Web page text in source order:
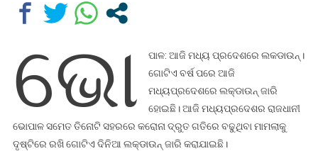
ଲକ୍‌ଡାଉନ୍‌
ଭୋ
ପାଳ: ଆଜି ମଧ୍ୟ ପ୍ରଦେଶରେ ଲକଡାଉନ୍।
ଗୋଟିଏ ବର୍ଷ ପରେ ଆଜି
ମଧ୍ୟପ୍ରଦେଶରେ ଲକ୍‌ଡାଉନ୍‌ ଜାରି
ହୋଇଛି। ଆଜି ମଧ୍ୟପ୍ରଦେଶର ରାଜଧାନୀ
ଭୋପାଳ ସମେତ ତିନୋଟି ସହରରେ କରୋନା ଦ୍ରୁତ ଗତିରେ ବଢୁଥିବା ମାମଲାକୁ
ଦୃଷ୍ଟିରେ ରଖି ଗୋଟିଏ ଦିନିଆ ଲକ୍‌ଡାଉନ୍‌ ଜାରି କରାଯାଇଛି।